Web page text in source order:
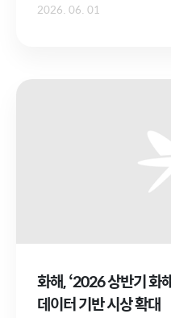
2026. 06. 01
화해, ‘2026 상반기 화
데이터 기반 시상 확대